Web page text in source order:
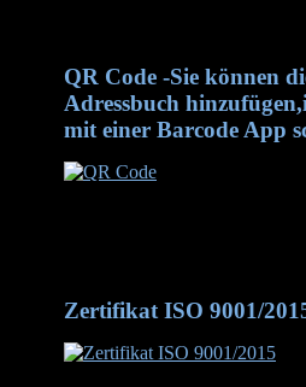
QR Code -Sie können
Adressbuch
mit einer Barcode App
Zertifikat ISO 9001/